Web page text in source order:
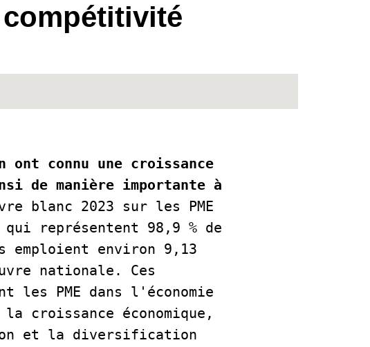
ont connu une croissance
de manière importante à
blanc 2023 sur les PME
représentent 98,9 % de
emploient environ 9,13
nationale. Ces
PME dans l'économie
croissance économique,
et la diversification